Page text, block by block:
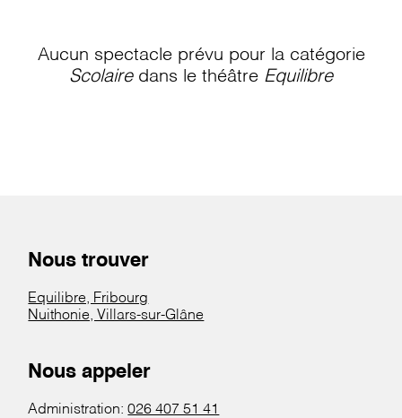
Aucun spectacle prévu pour la catégorie
Scolairedans le théâtre Equilibre
Nous trouver
Equilibre, Fribourg
Nuithonie, Villars-sur-Glâne
Nous appeler
Administration:026 407 51 41